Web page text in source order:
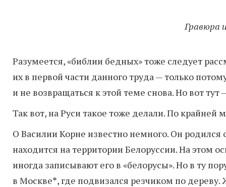
Гравюра
Разумеется, «библии бедных» тоже следует
их в первой части данного труда — только
и не возвращаться к этой теме снова. Но вот тут
Так вот, на Руси такое тоже делали. По крайней
О Василии Корне известно немного. Он родился
находится на территории Белоруссии. На этом
иногда записывают его в «белорусы». Но в ту
в Москве*, где подвизался резчиком по